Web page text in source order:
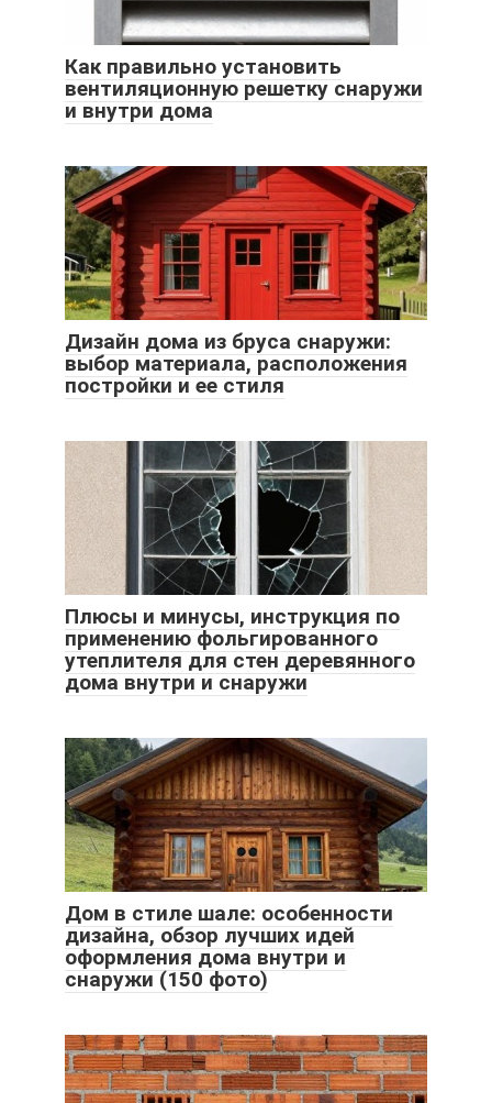
Как правильно установить
вентиляционную решетку снаружи
и внутри дома
Дизайн дома из бруса снаружи:
выбор материала, расположения
постройки и ее стиля
Плюсы и минусы, инструкция по
применению фольгированного
утеплителя для стен деревянного
дома внутри и снаружи
Дом в стиле шале: особенности
дизайна, обзор лучших идей
оформления дома внутри и
снаружи (150 фото)